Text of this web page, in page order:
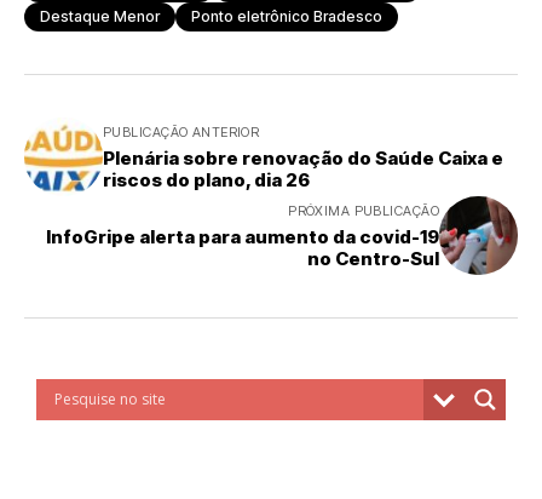
Destaque Menor
Ponto eletrônico Bradesco
PUBLICAÇÃO ANTERIOR
Plenária sobre renovação do Saúde Caixa e
riscos do plano, dia 26
PRÓXIMA PUBLICAÇÃO
InfoGripe alerta para aumento da covid-19
no Centro-Sul